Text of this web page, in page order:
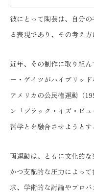
彼にとって陶芸は、自分
る表現であり、その考え方
近年、その制作に取り組
ー・ゲイツがハイブリッド
アメリカの公民権運動（
ン「ブラック・イズ・ビ
哲学とを融合させようとす
両運動は、ともに文化的
かつ支配的な圧力によっ
求、学術的な討論やプロ